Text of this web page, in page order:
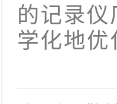
的记录
学化地